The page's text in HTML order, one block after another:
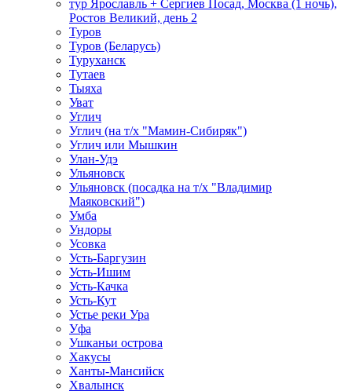
тур Ярославль + Сергиев Посад, Москва (1 ночь),
Ростов Великий, день 2
Туров
Туров (Беларусь)
Туруханск
Тутаев
Тыяха
Уват
Углич
Углич (на т/х "Мамин-Сибиряк")
Углич или Мышкин
Улан-Удэ
Ульяновск
Ульяновск (посадка на т/х "Владимир
Маяковский")
Умба
Ундоры
Усовка
Усть-Баргузин
Усть-Ишим
Усть-Качка
Усть-Кут
Устье реки Ура
Уфа
Ушканьи острова
Хакусы
Ханты-Мансийск
Хвалынск